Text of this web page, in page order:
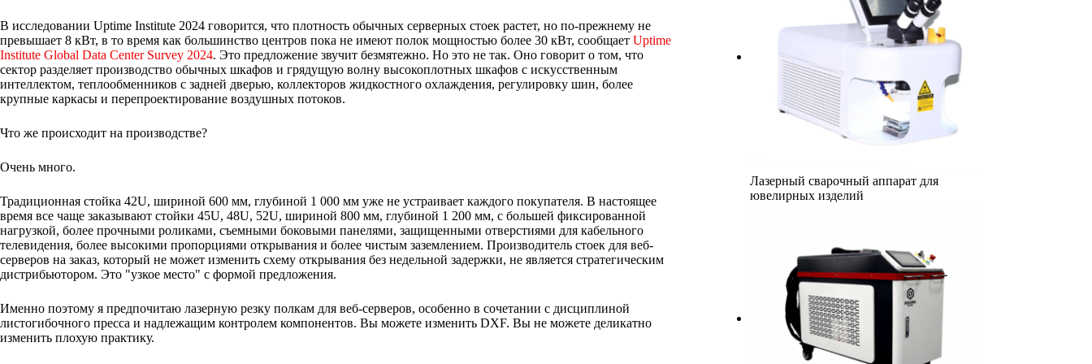
В исследовании Uptime Institute 2024 говорится, что плотность обычных серверных стоек растет, но по-прежнему не
превышает 8 кВт, в то время как большинство центров пока не имеют полок мощностью более 30 кВт, сообщает Uptime
Institute Global Data Center Survey 2024. Это предложение звучит безмятежно. Но это не так. Оно говорит о том, что
сектор разделяет производство обычных шкафов и грядущую волну высокоплотных шкафов с искусственным
интеллектом, теплообменников с задней дверью, коллекторов жидкостного охлаждения, регулировку шин, более
крупные каркасы и перепроектирование воздушных потоков.
Что же происходит на производстве?
Очень много.
Традиционная стойка 42U, шириной 600 мм, глубиной 1 000 мм уже не устраивает каждого покупателя. В настоящее
время все чаще заказывают стойки 45U, 48U, 52U, шириной 800 мм, глубиной 1 200 мм, с большей фиксированной
нагрузкой, более прочными роликами, съемными боковыми панелями, защищенными отверстиями для кабельного
телевидения, более высокими пропорциями открывания и более чистым заземлением. Производитель стоек для веб-
серверов на заказ, который не может изменить схему открывания без недельной задержки, не является стратегическим
дистрибьютором. Это "узкое место" с формой предложения.
Именно поэтому я предпочитаю лазерную резку полкам для веб-серверов, особенно в сочетании с дисциплиной
листогибочного пресса и надлежащим контролем компонентов. Вы можете изменить DXF. Вы не можете деликатно
изменить плохую практику.
Лазерный сварочный аппарат для
ювелирных изделий